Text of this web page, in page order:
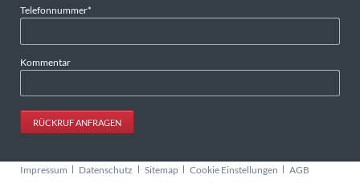
Pflichtfeld
Telefonnummer*
Kommentar
RÜCKRUF ANFRAGEN
Navigation
Impressum Datenschutz Sitemap Cookie Einstellungen AGB